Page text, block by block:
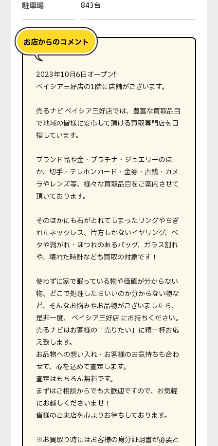
駐車場 843台
2023年10月6日オープン!!
ベイシア三好店の1階に店舗がございます。
売るナビ ベイシア三好店では、豊富な買取品目
で地域の皆様に安心して頂ける買取専門店を目
指しています。
ブランド品や金・プラチナ・ジュエリーのほ
か、切手・テレホンカード・金券・古銭・カメ
ラやレンズ等、様々な買取品目をご案内させて
頂いております。
そのほかにも石がとれてしまったリングやちぎ
れたネックレス、片方しかないイヤリング、ベ
タや剥がれ・ほつれのあるバッグ、ガラス割れ
や、壊れた時計なども買取の対象です！
使わずに家で眠っている物や価値が分からない
物、どこで処理したらいいのか分からない物な
ど、そんなお悩みやお品物がございましたら、
是非一度、 ベイシア三好店 にお持ちください。
売るナビはお客様の「売りたい」に精一杯お応
え致します。
お品物への想い入れ・お客様のお気持ちも合わ
せて、心を込めて査定します。
査定はもちろん無料です。
まずはご相談からでも大歓迎ですので、お気軽
にお越しくださいませ！
皆様のご来店を心よりお待ちしております。
※お買取り時にはお客様の身分証明書が必要と